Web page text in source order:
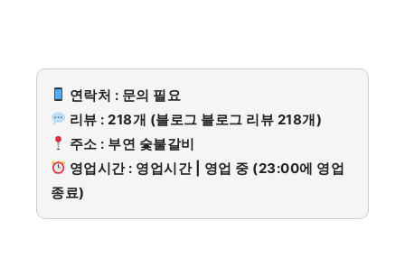
연락처 : 문의 필요
리뷰 : 218개 (블로그 블로그 리뷰 218개)
주소 : 부연 숯불갈비
영업시간 : 영업시간 | 영업 중 (23:00에 영업
종료)